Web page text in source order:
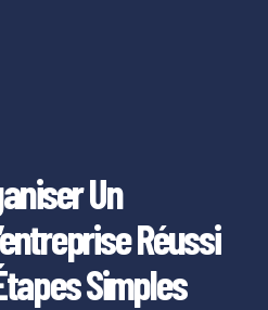
Un
Réussi
Simples